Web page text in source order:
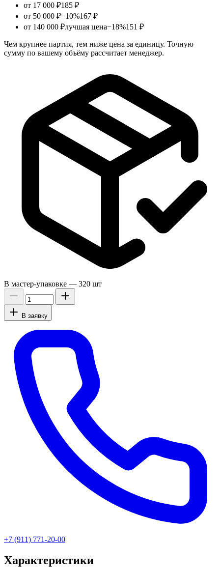
от 17 000 ₽185 ₽
от 50 000 ₽−10%167 ₽
от 140 000 ₽лучшая цена−18%151 ₽
Чем крупнее партия, тем ниже цена за единицу. Точную
сумму по вашему объёму рассчитает менеджер.
В мастер-упаковке — 320 шт
В заявку
+7 (911) 771-20-00
Характеристики